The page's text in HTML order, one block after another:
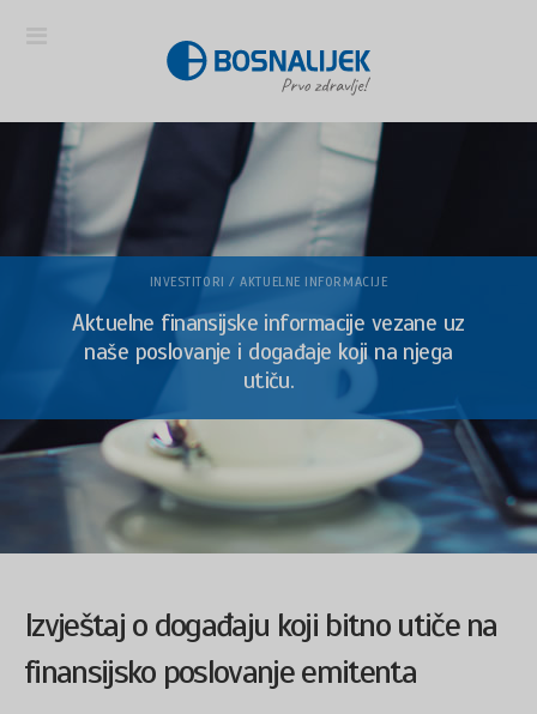
INVESTITORI / AKTUELNE INFORMACIJE
Aktuelne finansijske informacije vezane uz
naše poslovanje i događaje koji na njega
utiču.
Izvještaj o događaju koji bitno utiče na
finansijsko poslovanje emitenta